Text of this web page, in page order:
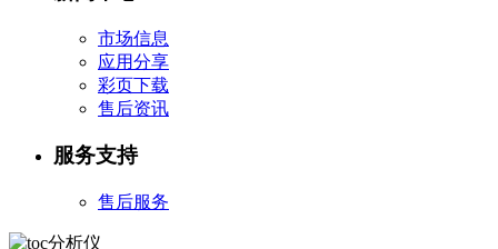
市场信息
应用分享
彩页下载
售后资讯
服务支持
售后服务